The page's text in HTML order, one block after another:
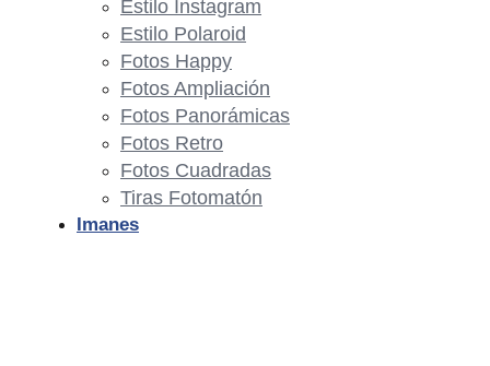
Estilo Instagram
Estilo Polaroid
Fotos Happy
Fotos Ampliación
Fotos Panorámicas
Fotos Retro
Fotos Cuadradas
Tiras Fotomatón
Imanes